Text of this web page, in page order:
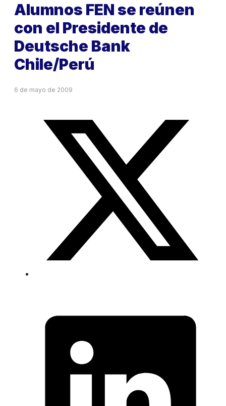
Alumnos FEN se reúnen
con el Presidente de
Deutsche Bank
Chile/Perú
6 de mayo de 2009